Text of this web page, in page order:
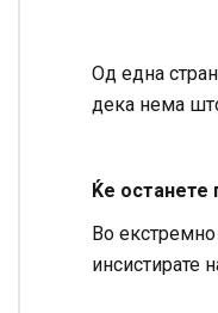
Од една
дека нема
Ќе останете
Во екстремно
инсистирате